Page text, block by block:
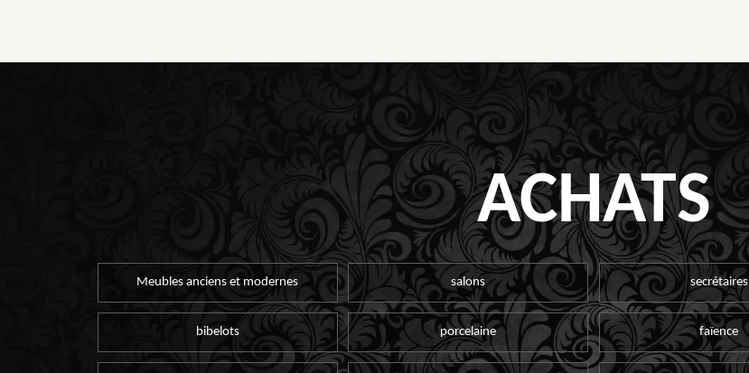
ACHATS
Meubles anciens et modernes salons secrétaires
bibelots porcelaine faïence